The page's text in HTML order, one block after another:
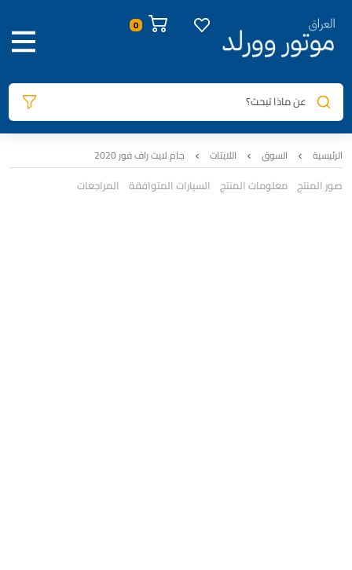
عن ماذا تبحث؟
الرئيسية السوق اللايتات جام لايت راف فور 2020
صور المنتج معلومات المنتج السيارات المتوافقة المراجعات